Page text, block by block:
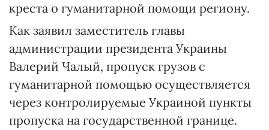
креста о гуманитарной помощи региону.
Как заявил заместитель главы
администрации президента Украины
Валерий Чалый, пропуск грузов с
гуманитарной помощью осуществляется
через контролируемые Украиной пункты
пропуска на государственной границе.